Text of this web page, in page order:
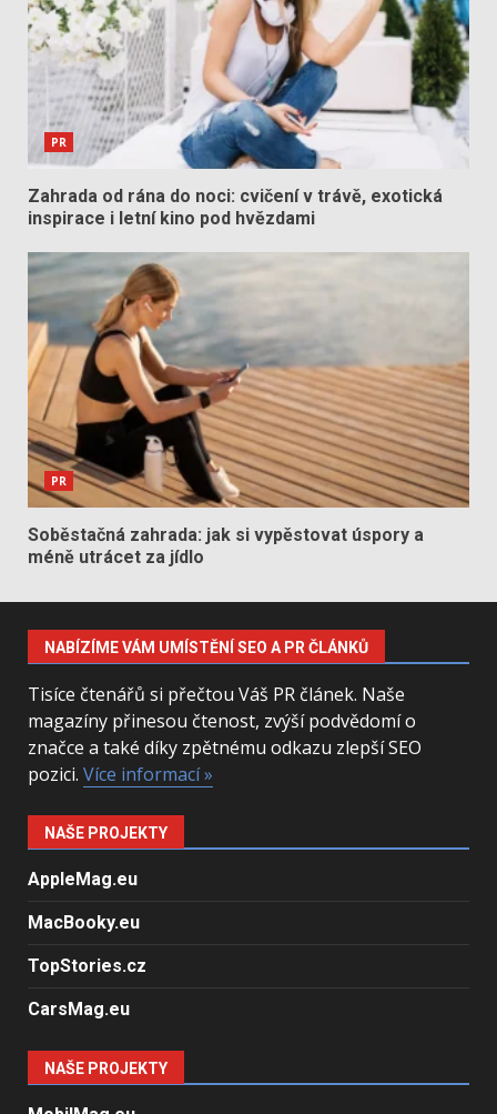
PR
Zahrada od rána do noci: cvičení v trávě, exotická
inspirace i letní kino pod hvězdami
PR
Soběstačná zahrada: jak si vypěstovat úspory a
méně utrácet za jídlo
NABÍZÍME VÁM UMÍSTĚNÍ SEO A PR ČLÁNKŮ
Tisíce čtenářů si přečtou Váš PR článek. Naše
magazíny přinesou čtenost, zvýší podvědomí o
značce a také díky zpětnému odkazu zlepší SEO
pozici. Více informací »
NAŠE PROJEKTY
AppleMag.eu
MacBooky.eu
TopStories.cz
CarsMag.eu
NAŠE PROJEKTY